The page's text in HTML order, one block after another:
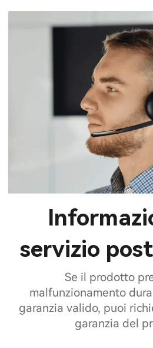
servizio
Se il prodotto
malfunzionamento
garanzia valido, puoi
garanzia del